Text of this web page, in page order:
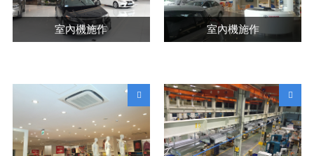
室內機施作 室內機施作